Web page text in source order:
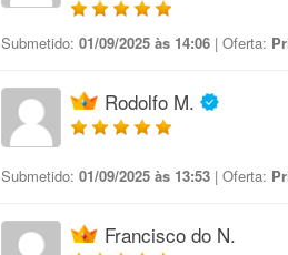
Submetido: 01/09/2025 às 14:06 | Oferta:
Rodolfo M.
Submetido: 01/09/2025 às 13:53 | Oferta:
Francisco do N.